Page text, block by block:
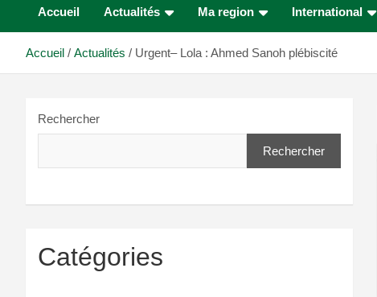
Accueil Actualités Ma region International
Accueil Actualités Urgent– Lola : Ahmed Sanoh plébiscité
Rechercher
Rechercher
Catégories